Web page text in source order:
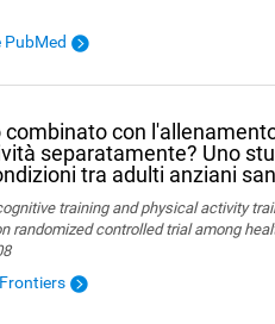
con
separatamente? Uno
tra adulti anziani
training and physical activity
randomized controlled trial among